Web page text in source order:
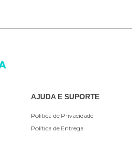
AJUDA E SUPORTE
Política de Privacidade
Política de Entrega